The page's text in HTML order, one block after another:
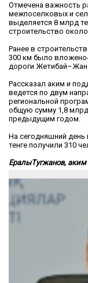
Отмечена важность
межпоселковых и
выделяется 8 млрд
строительство
Ранее в
300 км было
дороги
Рассказал аким и
ведется по двум
региональной
общую сумму 1,8
предыдущим годом.
На сегодняшний
тенге получили 310
ЕралыТугжанов, аким